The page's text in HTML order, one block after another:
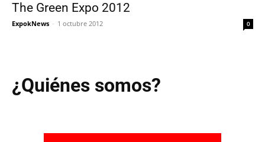
The Green Expo 2012
ExpokNews - 1 octubre 2012 0
¿Quiénes somos?